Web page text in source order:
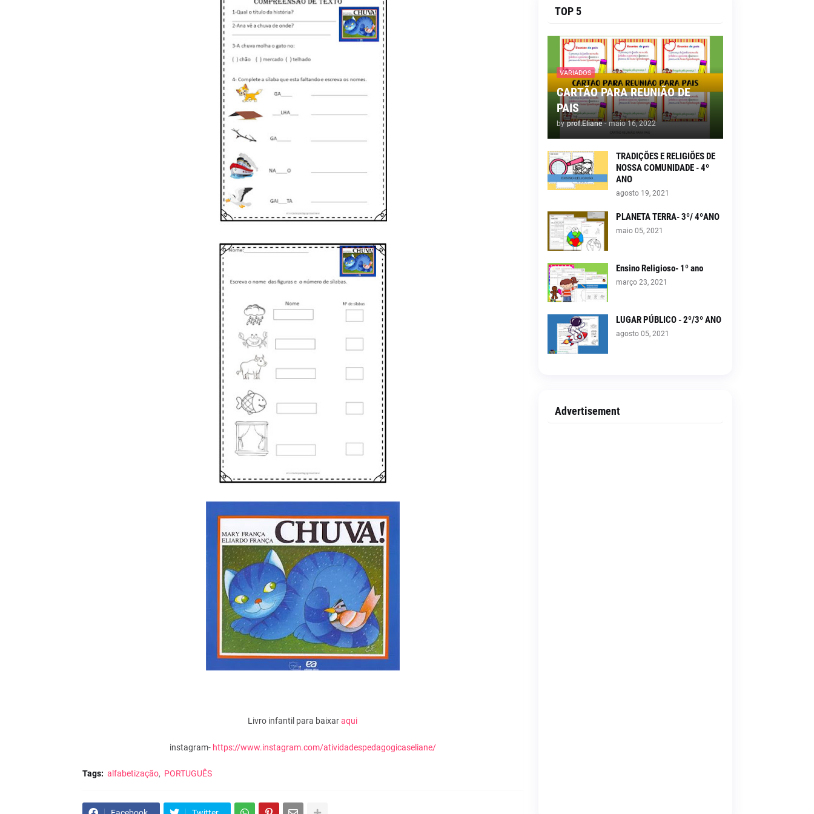
Livro infantil para baixaraqui
instagram- https://www.instagram.com/atividadespedagogicaseliane/
Tags: alfabetização PORTUGUÊS
TOP 5
VARIADOS
CARTÃO PARA REUNIÃO DE
PAIS
by prof.Eliane - maio 16, 2022
TRADIÇÕES E RELIGIÕES DE
NOSSA COMUNIDADE - 4º
ANO
agosto 19, 2021
PLANETA TERRA- 3º/ 4ºANO
maio 05, 2021
Ensino Religioso- 1º ano
março 23, 2021
LUGAR PÚBLICO - 2º/3º ANO
agosto 05, 2021
Advertisement